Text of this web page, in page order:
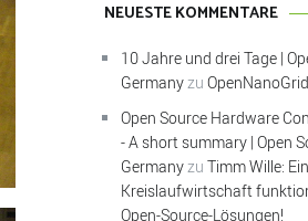
NEUESTE KOMMENTARE
10 Jahre und drei Tage |
Germanyzu OpenNanoGrid
Open Source Hardware
- A short summary | Open
Germanyzu Timm Wille:
Kreislaufwirtschaft
Open-Source-Lösungen!